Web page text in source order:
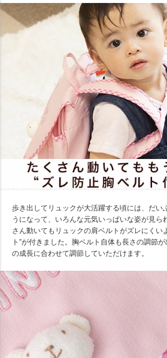
歩き出してリュックが大活躍する頃には、だい
うになって、いろんな元気いっぱいな姿が見ら
さん動いてもリュックの肩ベルトがズレにくい
ト”が付きました。胸ベルト自体も長さの調節
の成長に合わせて調節していただけます。